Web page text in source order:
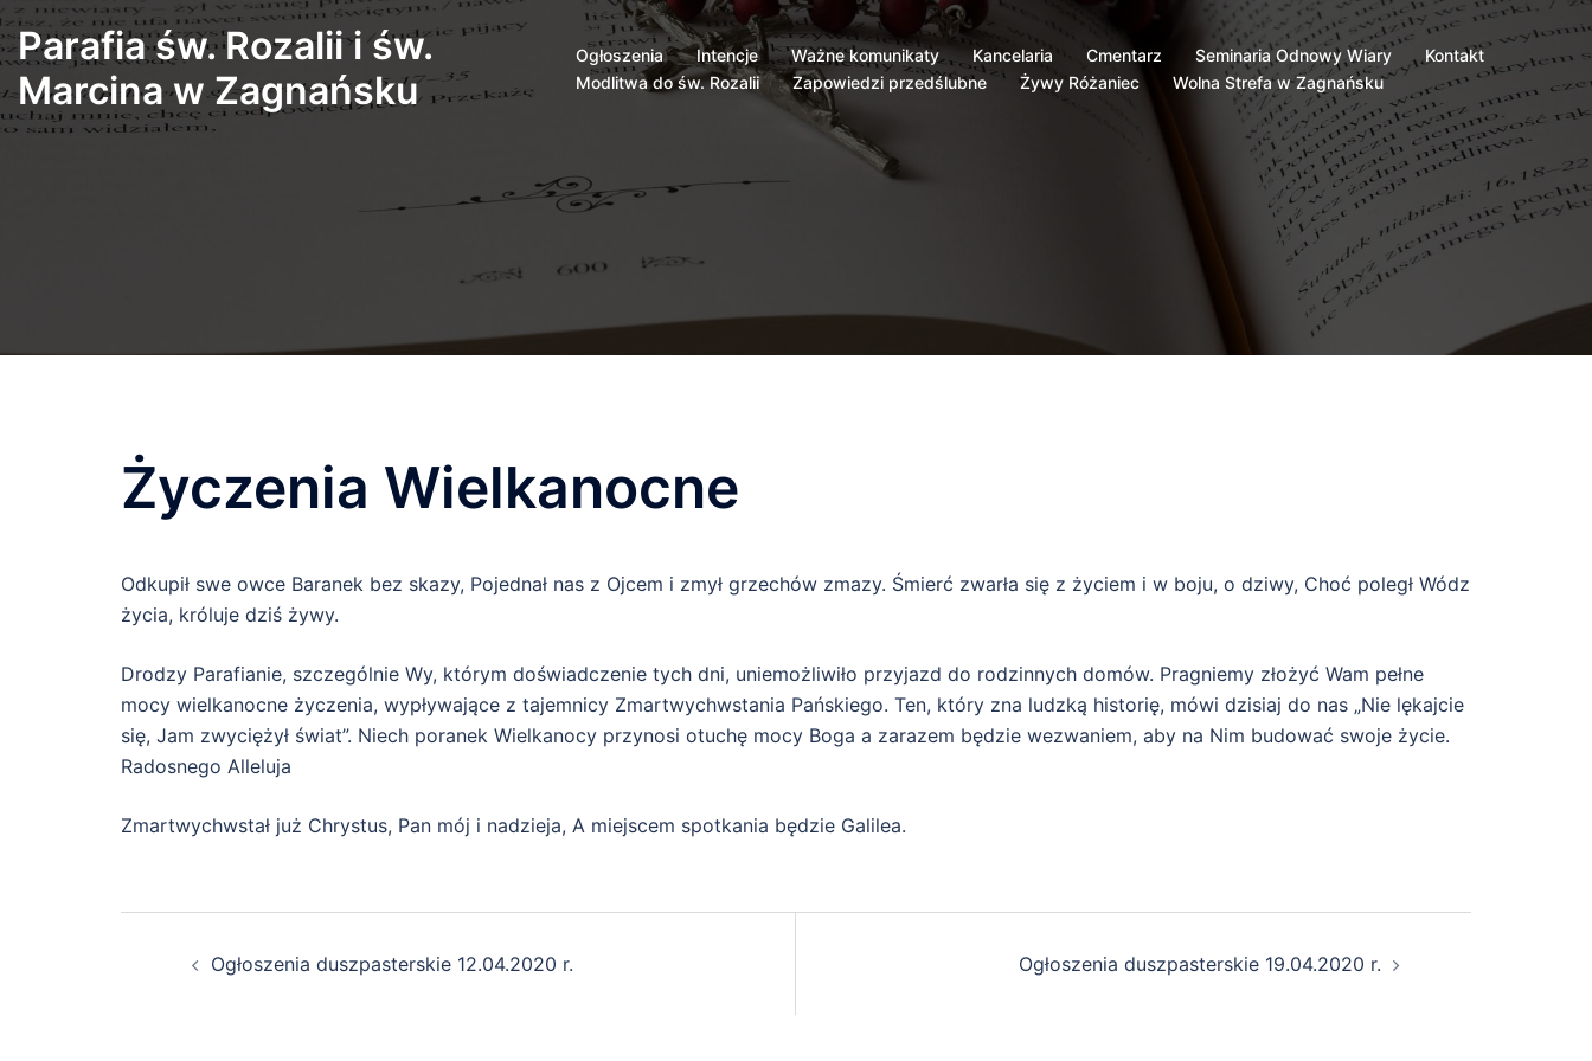
Przejdź
do
treści
Parafia św. Rozalii i św.
Marcina w Zagnańsku
Ogłoszenia Intencje Ważne komunikaty Kancelaria Cmentarz Seminaria Odnowy Wiary
Kontakt
Modlitwa do św. Rozalii
Zapowiedzi przedślubne Żywy Różaniec Wolna Strefa w Zagnańsku
Życzenia Wielkanocne
Odkupił swe owce Baranek bez skazy, Pojednał nas z Ojcem i zmył grzechów zmazy. Śmierć zwarła się z życiem i w boju, o dziwy, Choć poległ Wódz
życia, króluje dziś żywy.
Drodzy Parafianie, szczególnie Wy, którym doświadczenie tych dni, uniemożliwiło przyjazd do rodzinnych domów. Pragniemy złożyć Wam pełne
mocy wielkanocne życzenia, wypływające z tajemnicy Zmartwychwstania Pańskiego. Ten, który zna ludzką historię, mówi dzisiaj do nas „Nie lękajcie
się, Jam zwyciężył świat”. Niech poranek Wielkanocy przynosi otuchę mocy Boga a zarazem będzie wezwaniem, aby na Nim budować swoje życie.
Radosnego Alleluja
Zmartwychwstał już Chrystus, Pan mój i nadzieja, A miejscem spotkania będzie Galilea.
wpisyOgłoszenia duszpasterskie 12.04.2020 r. Ogłoszenia duszpasterskie 19.04.2020 r.